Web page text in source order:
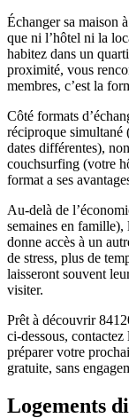
Échanger sa maison
que ni l’hôtel ni la
habitez dans un
proximité, vous
membres, c’est la
Côté formats
réciproque simultané
dates différentes),
couchsurfing (votre
format a ses
Au-delà de
semaines en famille),
donne accès à un
de stress, plus de
laisseront souvent
visiter.
Prêt à découvrir
ci-dessous,
préparer votre
gratuite, sans
Logements